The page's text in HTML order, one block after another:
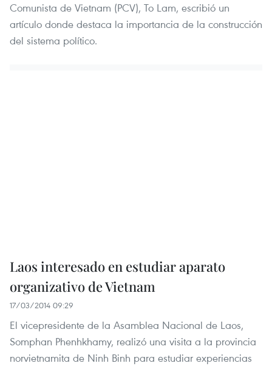
Comunista de Vietnam (PCV), To Lam, escribió un
artículo donde destaca la importancia de la construcción
del sistema político.
Laos interesado en estudiar aparato
organizativo de Vietnam
17/03/2014 09:29
El vicepresidente de la Asamblea Nacional de Laos,
Somphan Phenhkhamy, realizó una visita a la provincia
norvietnamita de Ninh Binh para estudiar experiencias